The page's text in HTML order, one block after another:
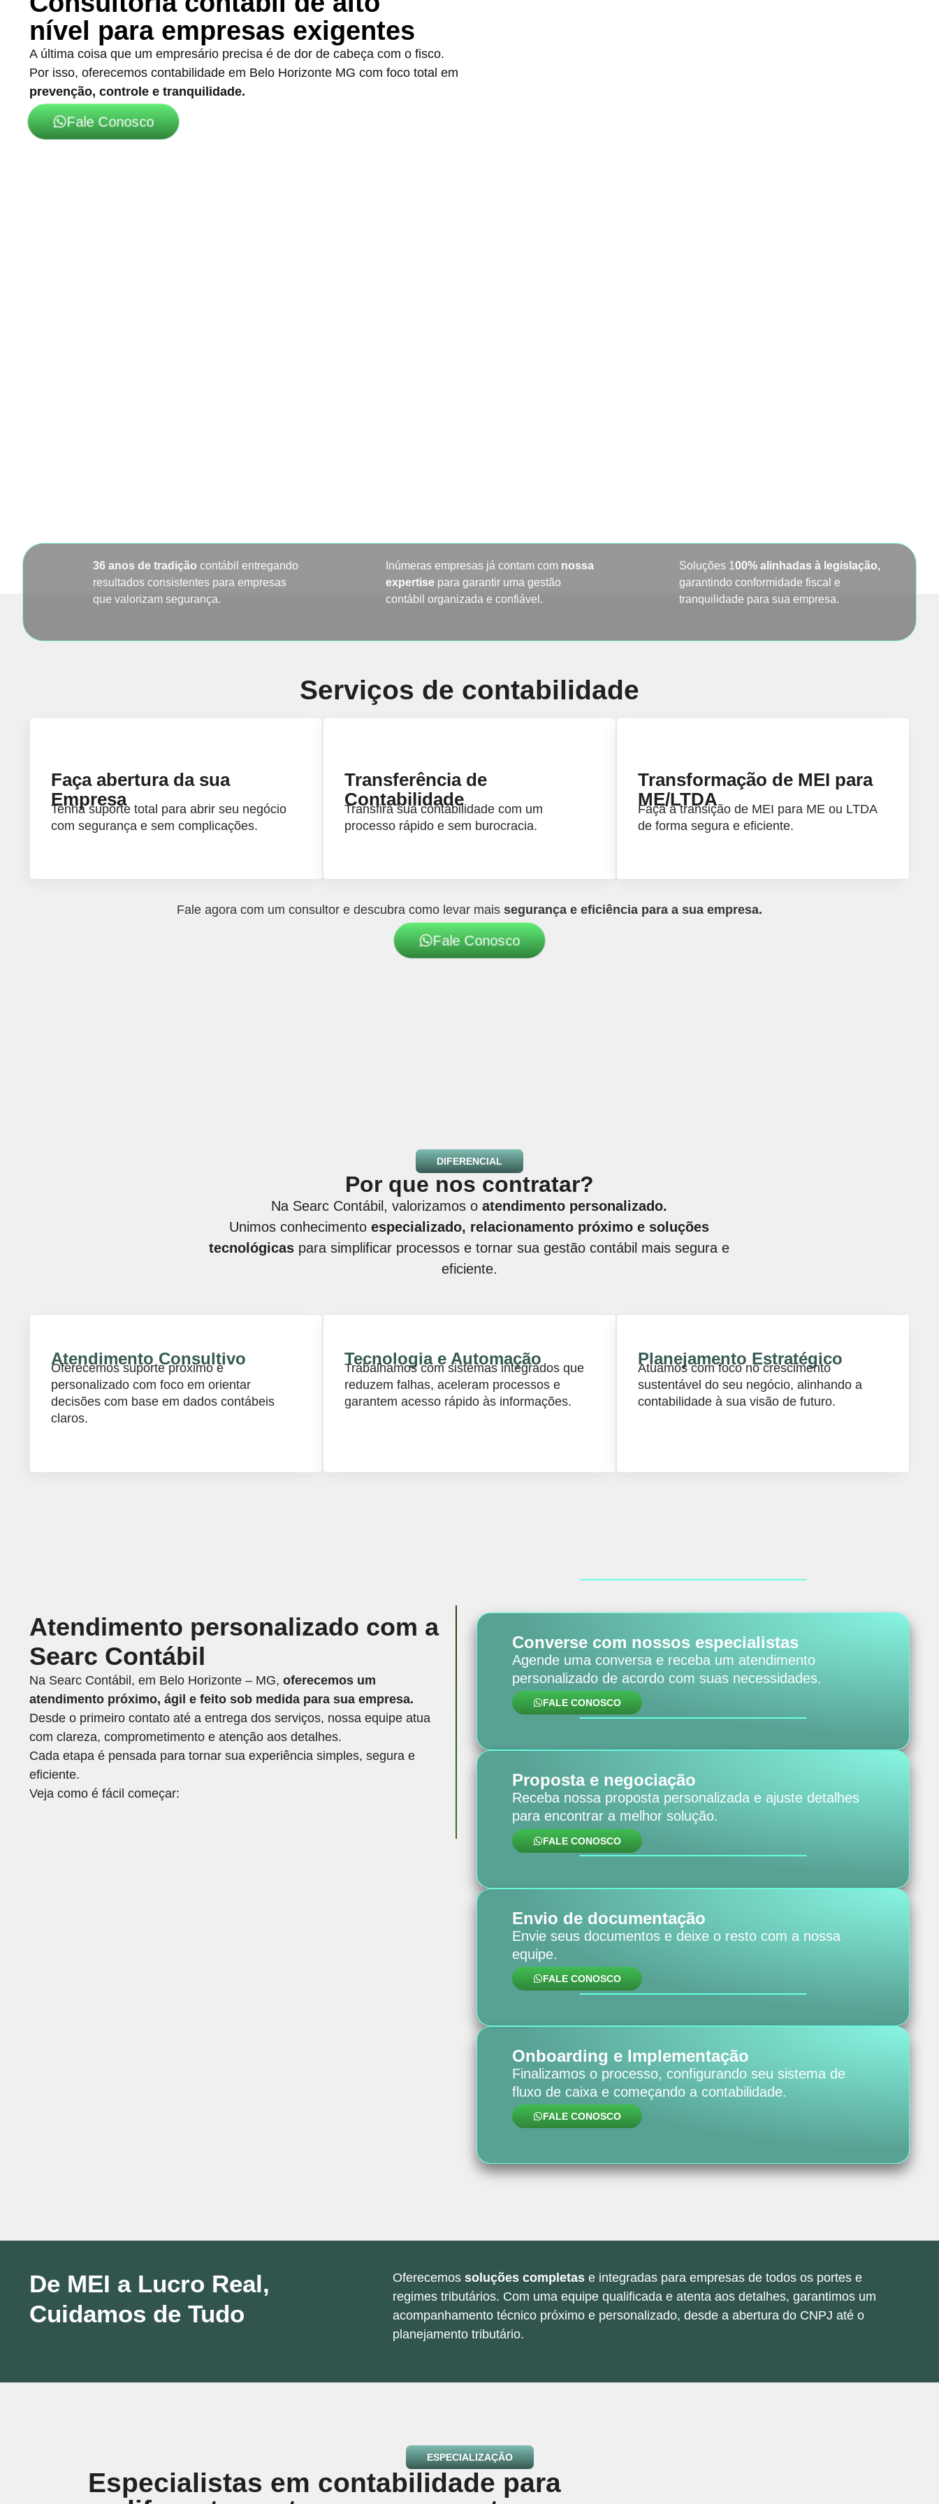
nível para empresas exigentes
A última coisa que um empresário precisa é de dor de cabeça com o fisco.
Por isso, oferecemos contabilidade em Belo Horizonte MG com foco total em
prevenção, controle e tranquilidade.
Fale Conosco
36 anos de tradição contábil entregando
resultados consistentes para empresas
que valorizam segurança.
Inúmeras empresas já contam com nossa
expertise para garantir uma gestão
contábil organizada e confiável.
Soluções 1 00% alinhadas à legislação,
garantindo conformidade fiscal e
tranquilidade para sua empresa.
Serviços de contabilidade
Faça abertura da sua
Empresa
Tenha suporte total para abrir seu negócio
com segurança e sem complicações.
Transferência de
Contabilidade
Transfira sua contabilidade com um
processo rápido e sem burocracia.
Transformação de MEI para
ME/LTDA
Faça a transição de MEI para ME ou LTDA
de forma segura e eficiente.
Fale agora com um consultor e descubra como levar mais segurança e eficiência para a sua empresa.
Fale Conosco
DIFERENCIAL
Por que nos contratar?
Na Searc Contábil, valorizamos oatendimento personalizado.
Unimos conhecimentoespecializado, relacionamento próximo e soluções
tecnológicas para simplificar processos e tornar sua gestão contábil mais segura e
eficiente.
Atendimento Consultivo
Oferecemos suporte próximo e
personalizado com foco em orientar
decisões com base em dados contábeis
claros.
Tecnologia e Automação
Trabalhamos com sistemas integrados que
reduzem falhas, aceleram processos e
garantem acesso rápido às informações.
Planejamento Estratégico
Atuamos com foco no crescimento
sustentável do seu negócio, alinhando a
contabilidade à sua visão de futuro.
Atendimento personalizado com a
Searc Contábil
Na Searc Contábil, em Belo Horizonte – MG, oferecemos um
atendimento próximo, ágil e feito sob medida para sua empresa.
Desde o primeiro contato até a entrega dos serviços, nossa equipe atua
com clareza, comprometimento e atenção aos detalhes.
Cada etapa é pensada para tornar sua experiência simples, segura e
eficiente.
Veja como é fácil começar:
Converse com nossos especialistas
Agende uma conversa e receba um atendimento
personalizado de acordo com suas necessidades.
FALE CONOSCO
Proposta e negociação
Receba nossa proposta personalizada e ajuste detalhes
para encontrar a melhor solução.
FALE CONOSCO
Envio de documentação
Envie seus documentos e deixe o resto com a nossa
equipe.
FALE CONOSCO
Onboarding e Implementação
Finalizamos o processo, configurando seu sistema de
fluxo de caixa e começando a contabilidade.
FALE CONOSCO
De MEI a Lucro Real,
Cuidamos de Tudo
Oferecemos soluções completase integradas para empresas de todos os portes e
regimes tributários. Com uma equipe qualificada e atenta aos detalhes, garantimos um
acompanhamento técnico próximo e personalizado, desde a abertura do CNPJ até o
planejamento tributário.
ESPECIALIZAÇÃO
Especialistas em contabilidade para